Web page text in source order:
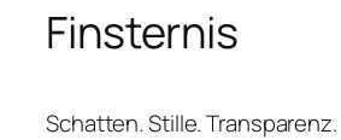
Finsternis
Schatten. Stille. Transparenz.